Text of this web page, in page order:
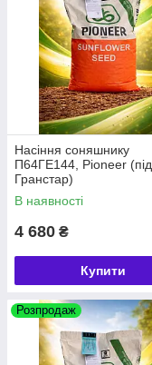
Насіння соняшнику
П64ГЕ144, Pioneer (під
Гранстар)
В наявності
4 680 ₴
Купити
Розпродаж